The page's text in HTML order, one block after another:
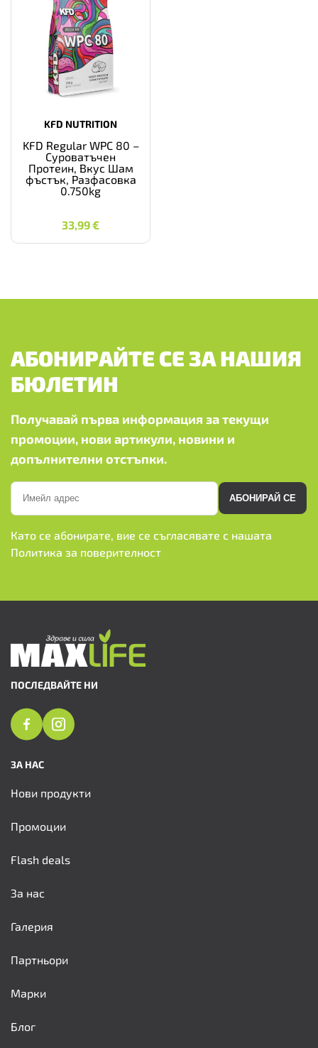
KFD NUTRITION
KFD Regular WPC 80 –
Суроватъчен
Протеин, Вкус Шам
фъстък, Разфасовка
0.750kg
33,99€
33,99
АБОНИРАЙТЕ СЕ ЗА НАШИЯ
БЮЛЕТИН
Получавай първа информация за текущи
промоции, нови артикули, новини и
допълнителни отстъпки.
АБОНИРАЙ СЕ
Като се абонирате, вие се съгласявате с нашата
Политика за поверителност
ПОСЛЕДВАЙТЕ НИ
ЗА НАС
Нови продукти
Промоции
Flash deals
За нас
Галерия
Партньори
Марки
Блог